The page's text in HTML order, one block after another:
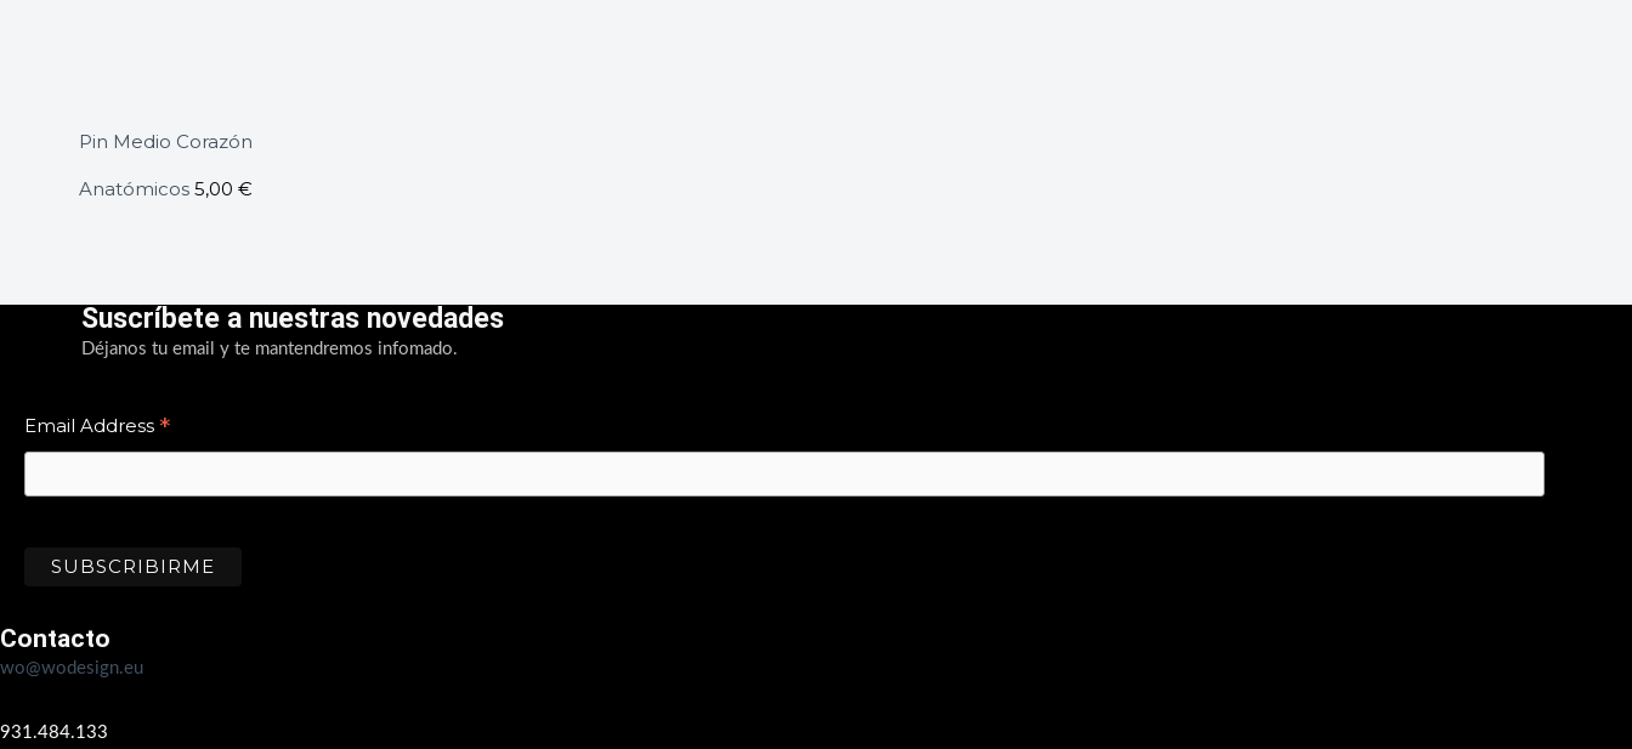
Pin Medio Corazón
Anatómicos 5,00 €
Suscríbete a nuestras novedades
Déjanos tu email y te mantendremos infomado.
Email Address *
Contacto
wo@wodesign.eu
931.484.133